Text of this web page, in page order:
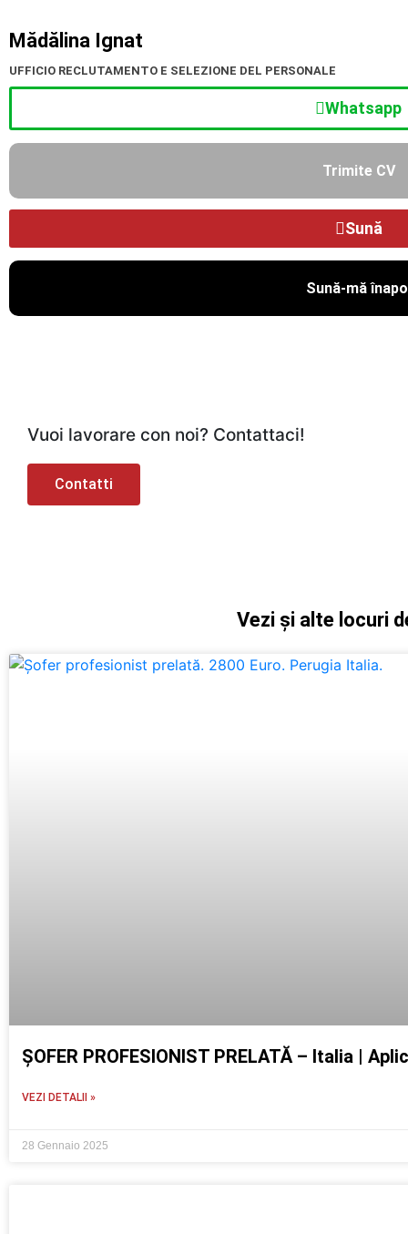
Mădălina Ignat
UFFICIO RECLUTAMENTO E SELEZIONE DEL PERSONALE
Whatsapp
Trimite CV
Sună
Sună-mă
Vuoi lavorare con noi? Contattaci!
Contatti
Vezi și alte locuri
ȘOFER PROFESIONIST PRELATĂ – Italia |
VEZI DETALII »
28 Gennaio 2025